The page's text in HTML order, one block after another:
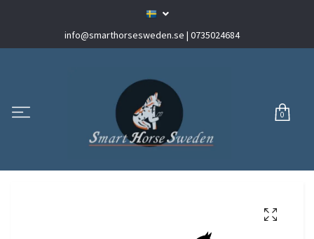
info@smarthorsesweden.se | 0735024684
0